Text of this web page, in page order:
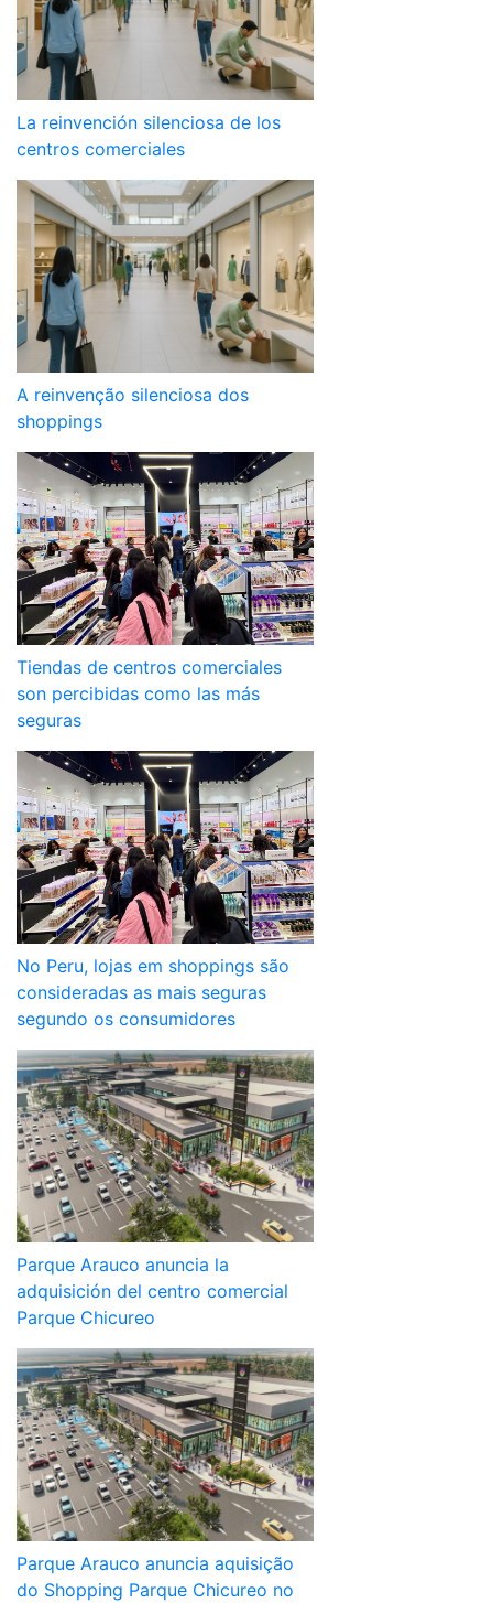
La reinvención silenciosa de los
centros comerciales
A reinvenção silenciosa dos
shoppings
Tiendas de centros comerciales
son percibidas como las más
seguras
No Peru, lojas em shoppings são
consideradas as mais seguras
segundo os consumidores
Parque Arauco anuncia la
adquisición del centro comercial
Parque Chicureo
Parque Arauco anuncia aquisição
do Shopping Parque Chicureo no